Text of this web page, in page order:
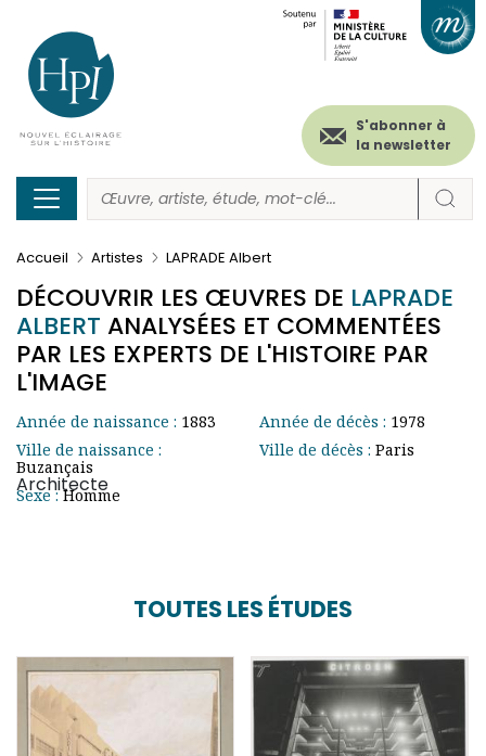
contenu
principal
Menu
secondaire
(header)
S'abonner à
la newsletter
Accueil Artistes LAPRADE Albert
DÉCOUVRIR LES ŒUVRES DE LAPRADE
ALBERT ANALYSÉES ET COMMENTÉES
PAR LES EXPERTS DE L'HISTOIRE PAR
L'IMAGE
Année de naissance : 1883
Ville de naissance :
Buzançais
Sexe :Homme
Année de décès : 1978
Ville de décès : Paris
Architecte
TOUTES LES ÉTUDES